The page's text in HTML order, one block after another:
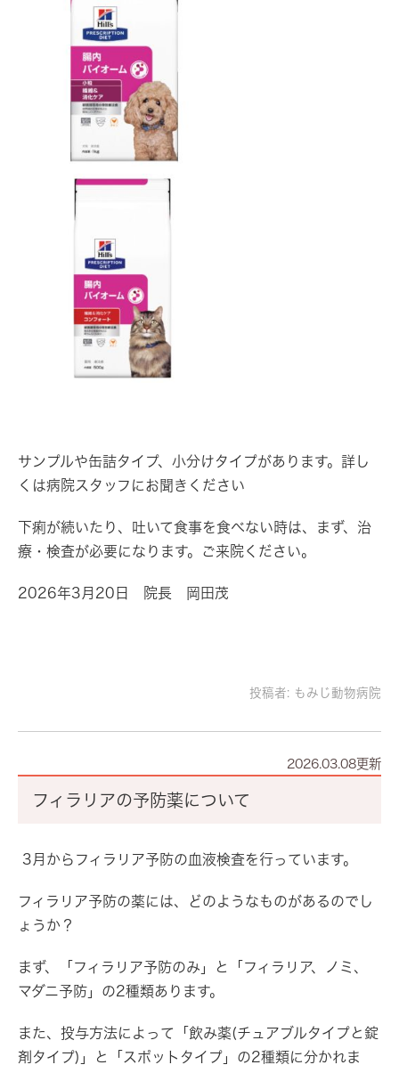
サンプルや缶詰タイプ、小分けタイプがあります。詳し
くは病院スタッフにお聞きください
下痢が続いたり、吐いて食事を食べない時は、まず、治
療・検査が必要になります。ご来院ください。
2026年3月20日 院長 岡田茂
投稿者: もみじ動物病院
2026.03.08更新
フィラリアの予防薬について
3月からフィラリア予防の血液検査を行っています。
フィラリア予防の薬には、どのようなものがあるのでし
ょうか？
まず、「フィラリア予防のみ」と「フィラリア、ノミ、
マダニ予防」の2種類あります。
また、投与方法によって「飲み薬(チュアブルタイプと錠
剤タイプ)」と「スポットタイプ」の2種類に分かれま